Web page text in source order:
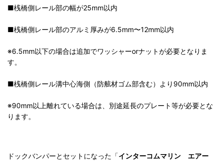
■桟橋側レール部の幅が25mm以内
■桟橋側レール部のアルミ厚みが6.5mm〜12mm以内
※6.5mm以下の場合は追加でワッシャーorナットが必要となりま
す。
■桟橋側レール溝中心海側（防舷材ゴム部含む）より90mm以内
※90mm以上離れている場合は、別途延長のプレート等が必要とな
ります。
ドックバンパーとセットになった「インターコムマリン エアー